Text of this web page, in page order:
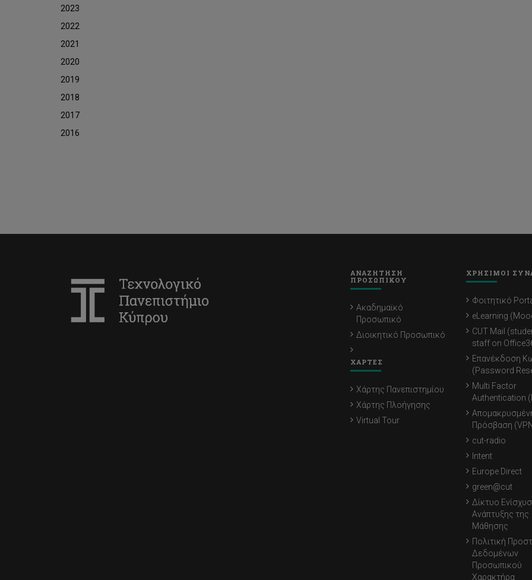
2023
2022
2021
2020
2019
2018
2017
2016
ΑΝΑΖΗΤΗΣΗ
ΠΡΟΣΩΠΙΚΟΥ
Ακαδημαϊκό
Προσωπικό
Διοικητικό Προσωπικό
ΧΑΡΤΕΣ
Χάρτης Πανεπιστημίου
Χάρτης Πλοήγησης
Virtual Tour
ΧΡΗΣΙΜΟΙ
Φοιτητικό
eLearning
CUT Mail
staff on
Επανέκδοση
(Password
Multi Factor
Authentication
Πρόσβαση
cut-radio
Intent
Europe Direct
green@cut
Δίκτυο
Ανάπτυξης της
Μάθησης
Πολιτική
Δεδομένων
Προσωπικού
Χαρακτήρα